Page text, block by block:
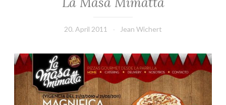
20. April 2011 Jean Wichert